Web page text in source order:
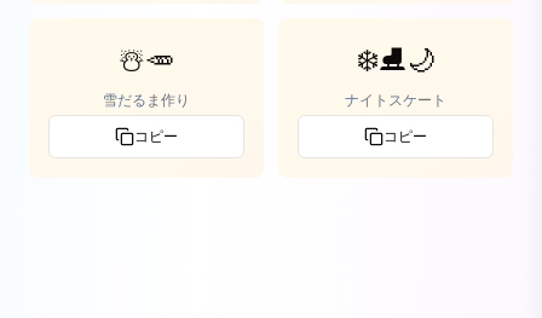
☃️🥕
雪だるま作り
コピー
❄️⛸️🌙
ナイトスケート
コピー